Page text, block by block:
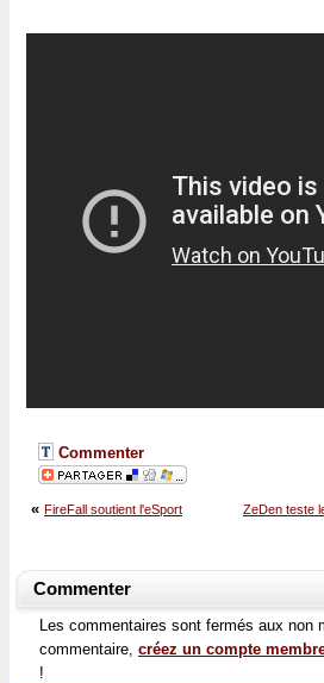
Commenter
ZeDen teste
« FireFall soutient l'eSport
Commenter
Les commentaires sont fermés aux non
commentaire, créez un compte
!